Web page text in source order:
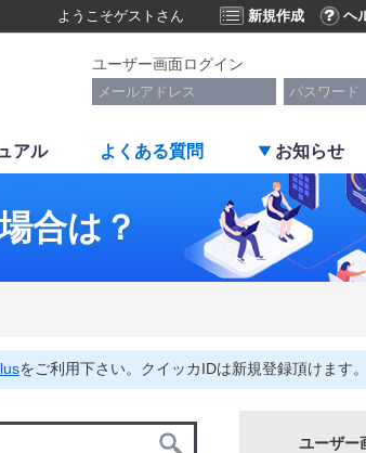
ようこそゲスト さん 新規作成 ヘ
ユーザー画面ログイン
アル よくある質問 お知らせ
合は？
をご利用下さい。クイッカIDは新規登録頂けます。
ユーザー